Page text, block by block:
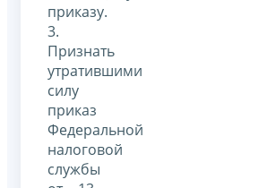
приказу.
3.
Признать
утратившими
силу
приказ
Федеральной
налоговой
службы